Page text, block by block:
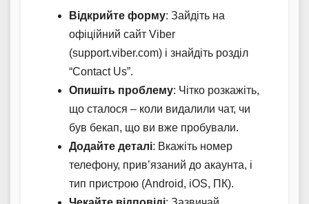
Відкрийте форму: Зайдіть на
офіційний сайт Viber
(support.viber.com) і знайдіть розділ
“Contact Us”.
Опишіть проблему: Чітко розкажіть,
що сталося – коли видалили чат, чи
був бекап, що ви вже пробували.
Додайте деталі: Вкажіть номер
телефону, прив’язаний до акаунта, і
тип пристрою (Android, iOS, ПК).